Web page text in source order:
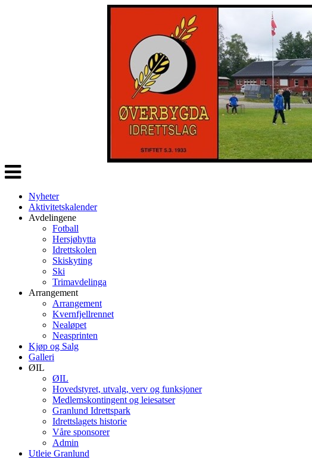
Veksle
navigasjon
Nyheter
Aktivitetskalender
Avdelingene
Fotball
Hersjøhytta
Idrettskolen
Skiskyting
Ski
Trimavdelinga
Arrangement
Arrangement
Kvernfjellrennet
Nealøpet
Neasprinten
Kjøp og Salg
Galleri
ØIL
ØIL
Hovedstyret, utvalg, verv og funksjoner
Medlemskontingent og leiesatser
Granlund Idrettspark
Idrettslagets historie
Våre sponsorer
Admin
Utleie Granlund